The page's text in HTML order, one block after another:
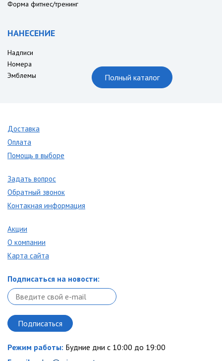
Форма фитнес/тренинг
НАНЕСЕНИЕ
Надписи
Номера
Эмблемы
Полный каталог
Доставка
Оплата
Помощь в выборе
Задать вопрос
Обратный звонок
Контакная информация
Акции
О компании
Карта сайта
Подписаться на новости:
Режим работы: Будние дни с 10:00 до 19:00